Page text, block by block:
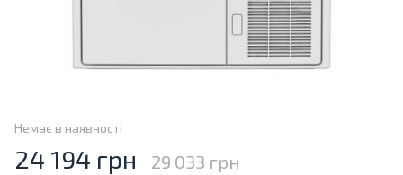
Немає в наявності
24 194 грн 29 033 грн